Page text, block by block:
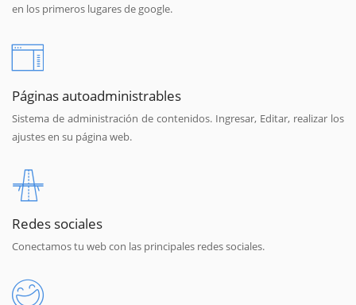
en los primeros lugares de google.
Páginas autoadministrables
Sistema de administración de contenidos. Ingresar, Editar, realizar los
ajustes en su página web.
Redes sociales
Conectamos tu web con las principales redes sociales.